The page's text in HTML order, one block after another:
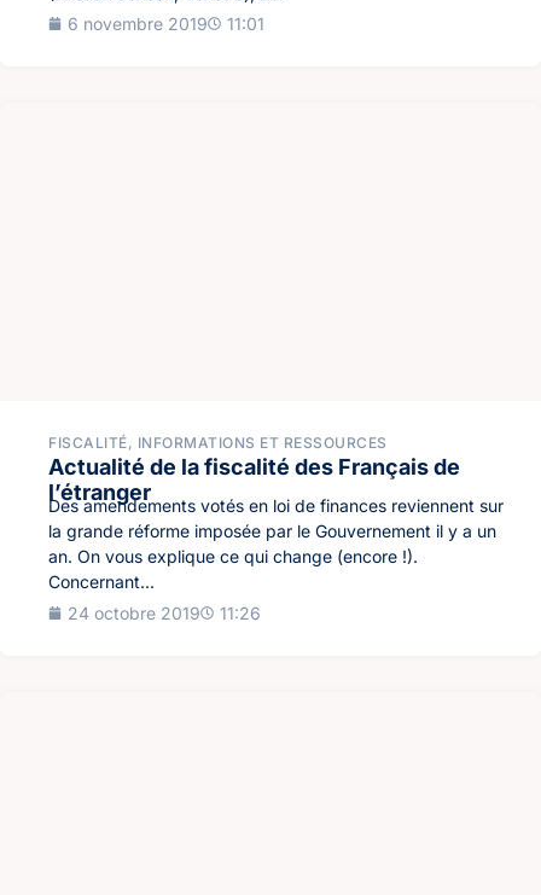
6 novembre 2019
11:01
FISCALITÉ, INFORMATIONS ET RESSOURCES
Actualité de la fiscalité des Français de
l’étranger
Des amendements votés en loi de finances reviennent sur
la grande réforme imposée par le Gouvernement il y a un
an. On vous explique ce qui change (encore !).
Concernant...
24 octobre 2019
11:26